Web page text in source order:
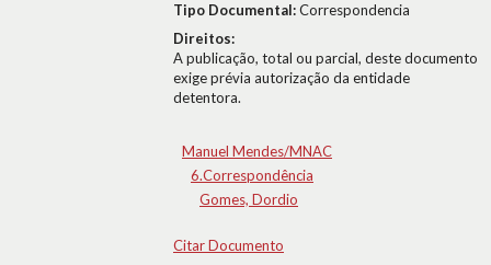
Tipo Documental:Correspondencia
Direitos:
A publicação, total ou parcial, deste documento
exige prévia autorização da entidade
detentora.
Manuel Mendes/MNAC
6.Correspondência
Gomes, Dordio
Citar Documento